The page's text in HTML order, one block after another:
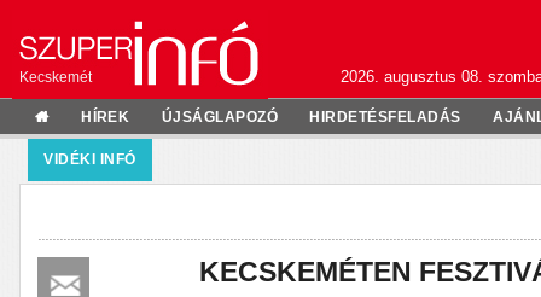
Kecskemét 2026. augusztus 08.
HÍREK ÚJSÁGLAPOZÓ HIRDETÉSFELADÁS
VIDÉKI INFÓ
KECSKEMÉTEN